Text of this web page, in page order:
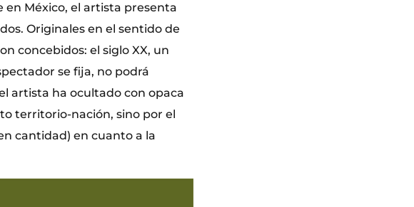
México, el artista presenta
Originales en el sentido de
concebidos: el siglo XX, un
se fija, no podrá
artista ha ocultado con opaca
territorio-nación, sino por el
cantidad) en cuanto a la